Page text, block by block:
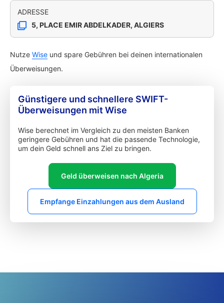
ADRESSE
5, PLACE EMIR ABDELKADER, ALGIERS
Nutze Wise und spare Gebühren bei deinen internationalen
Überweisungen.
Günstigere und schnellere SWIFT-
Überweisungen mit Wise
Wise berechnet im Vergleich zu den meisten Banken
geringere Gebühren und hat die passende Technologie,
um dein Geld schnell ans Ziel zu bringen.
Geld überweisen nach Algeria
Empfange Einzahlungen aus dem Ausland